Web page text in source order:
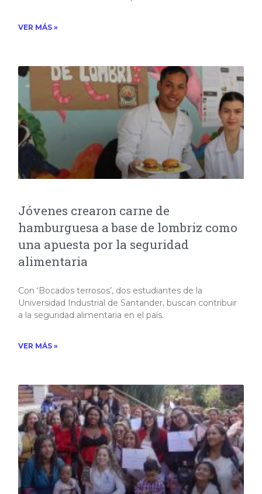
VER MÁS »
Jóvenes crearon carne de
hamburguesa a base de lombriz como
una apuesta por la seguridad
alimentaria
Con ‘Bocados terrosos’, dos estudiantes de la
Universidad Industrial de Santander, buscan contribuir
a la seguridad alimentaria en el país.​
VER MÁS »